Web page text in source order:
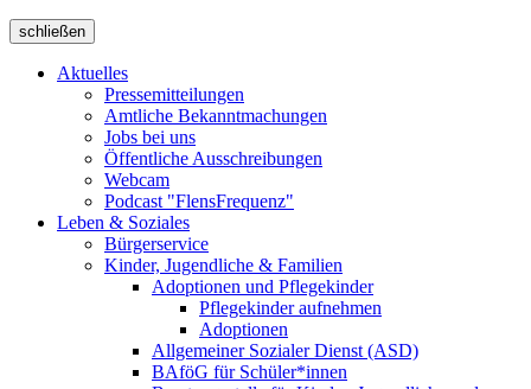
schließen
Aktuelles
Pressemitteilungen
Amtliche Bekanntmachungen
Jobs bei uns
Öffentliche Ausschreibungen
Webcam
Podcast "FlensFrequenz"
Leben & Soziales
Bürgerservice
Kinder, Jugendliche & Familien
Adoptionen und Pflegekinder
Pflegekinder aufnehmen
Adoptionen
Allgemeiner Sozialer Dienst (ASD)
BAföG für Schüler*innen